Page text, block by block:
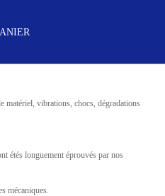
matériel, vibrations, chocs, dégradations
étés longuement éprouvés par nos
mécaniques.